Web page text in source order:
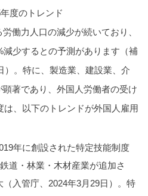
度のトレンド
働力人口の減少が続いており、
減少するとの予測があります（補
）。特に、製造業、建設業、介
著であり、外国人労働者の受け
は、以下のトレンドが外国人雇用
年に創設された特定技能制度
道・林業・木材産業が追加さ
入管庁、2024年3月29日）。特